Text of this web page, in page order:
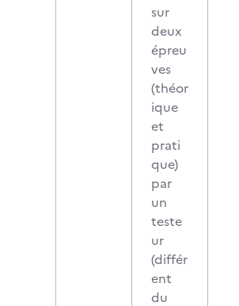
sur
deux
épreu
ves
(théor
ique
et
prati
que)
par
un
teste
ur
(différ
ent
du